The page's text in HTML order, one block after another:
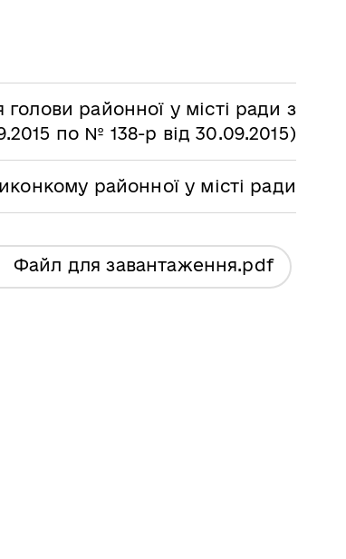
районної у місті ради з
по № 138-р від 30.09.2015)
районної у місті ради
Файл для завантаження.pdf